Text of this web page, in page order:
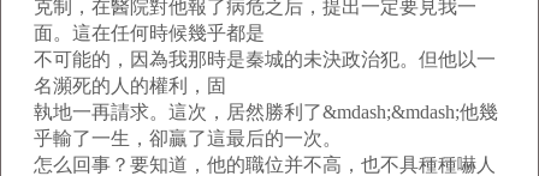
克制，在醫院對他報了病危之后，提出一定要見我一
面。這在任何時候幾乎都是
不可能的，因為我那時是秦城的未決政治犯。但他以一
名瀕死的人的權利，固
執地一再請求。這次，居然勝利了&mdash;&mdash;他幾
乎輸了一生，卻贏了這最后的一次。
怎么回事？要知道，他的職位并不高，也不具種種嚇人